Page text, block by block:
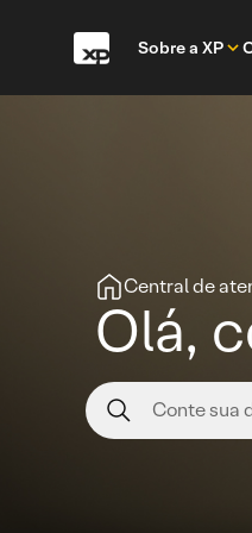
Sobre a XP
Central de
Olá,